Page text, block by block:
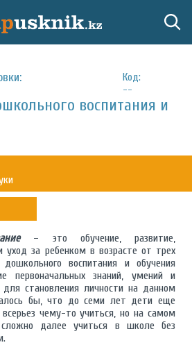
Код:
--
воспитания и
– это обучение, развитие,
уход за ребенком в возрасте от трех
воспитания и обучения
первоначальных знаний, умений и
становления личности на данном
бы, что до семи лет дети еще
чему-то учиться, но на самом
далее учиться в школе без